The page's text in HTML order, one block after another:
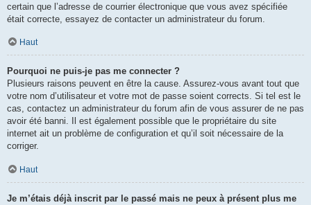
certain que l’adresse de courrier électronique que vous avez spécifiée
était correcte, essayez de contacter un administrateur du forum.
Haut
Pourquoi ne puis-je pas me connecter ?
Plusieurs raisons peuvent en être la cause. Assurez-vous avant tout que
votre nom d’utilisateur et votre mot de passe soient corrects. Si tel est le
cas, contactez un administrateur du forum afin de vous assurer de ne pas
avoir été banni. Il est également possible que le propriétaire du site
internet ait un problème de configuration et qu’il soit nécessaire de la
corriger.
Haut
Je m’étais déjà inscrit par le passé mais ne peux à présent plus me